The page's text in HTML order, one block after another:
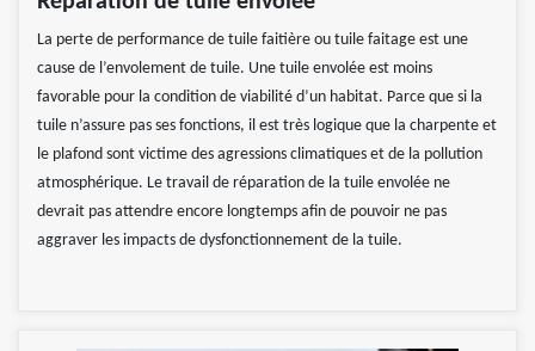
La perte de performance de tuile faitière ou tuile faitage est une
cause de l’envolement de tuile. Une tuile envolée est moins
favorable pour la condition de viabilité d’un habitat. Parce que si la
tuile n’assure pas ses fonctions, il est très logique que la charpente et
le plafond sont victime des agressions climatiques et de la pollution
atmosphérique. Le travail de réparation de la tuile envolée ne
devrait pas attendre encore longtemps afin de pouvoir ne pas
aggraver les impacts de dysfonctionnement de la tuile.